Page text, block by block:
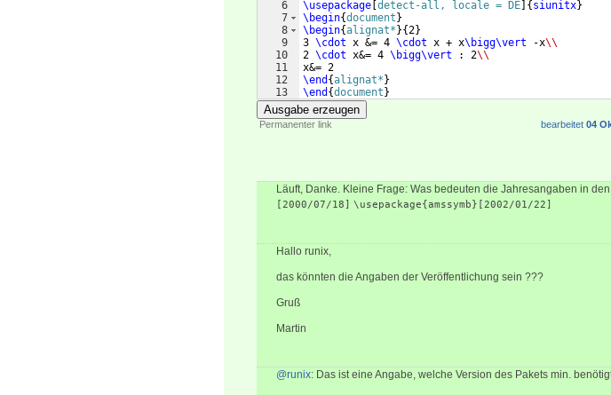
6
7
8
9
10
11
12
13
\usepackage detect-all, locale = DE { siunitx}
\begin{document }
\begin{alignat* }{2}
3 \cdot x &= 4 \cdot x + x\bigg\vert -x\\
2 \cdot x&= 4 \bigg\vert : 2\\
x&= 2
\end {alignat* }
\end {document }
Ausgabe erzeugen
Permanenter link bearbeitet 04
Läuft, Danke. Kleine Frage: Was bedeuten die Jahresangaben in
[2000/07/18]
\usepackage{amssymb}[2002/01/22]
Hallo runix,
das könnten die Angaben der Veröffentlichung sein ???
Gruß
Martin
@runix: Das ist eine Angabe, welche Version des Pakets min.